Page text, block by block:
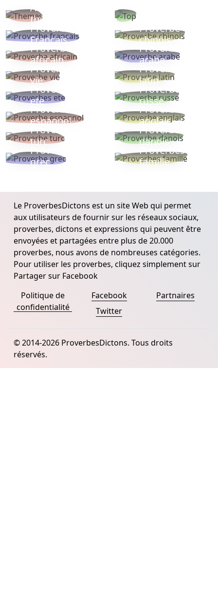
Autres
thèmes
Proverbe
Français
Proverbe
chinois
Proverbe
africain
Proverbe
arabe
Proverbe
vie
Proverbe
latin
Proverbes
ete
Proverbe
russe
Proverbe
espagnol
Proverbe
anglais
Proverbe
turc
Proverbe
danois
Proverbe
grec
Proverbes
famille
Le ProverbesDictons est un site Web qui permet
aux utilisateurs de fournir sur les réseaux sociaux,
proverbes, dictons et expressions qui peuvent être
envoyées et partagées entre plus de 20.000
proverbes, nous avons de nombreuses catégories.
Pour utiliser les proverbes, cliquez simplement sur
Partager sur Facebook
Politique de
confidentialité
Facebook
Twitter
Partnaires
© 2014-2026 ProverbesDictons. Tous droits
réservés.